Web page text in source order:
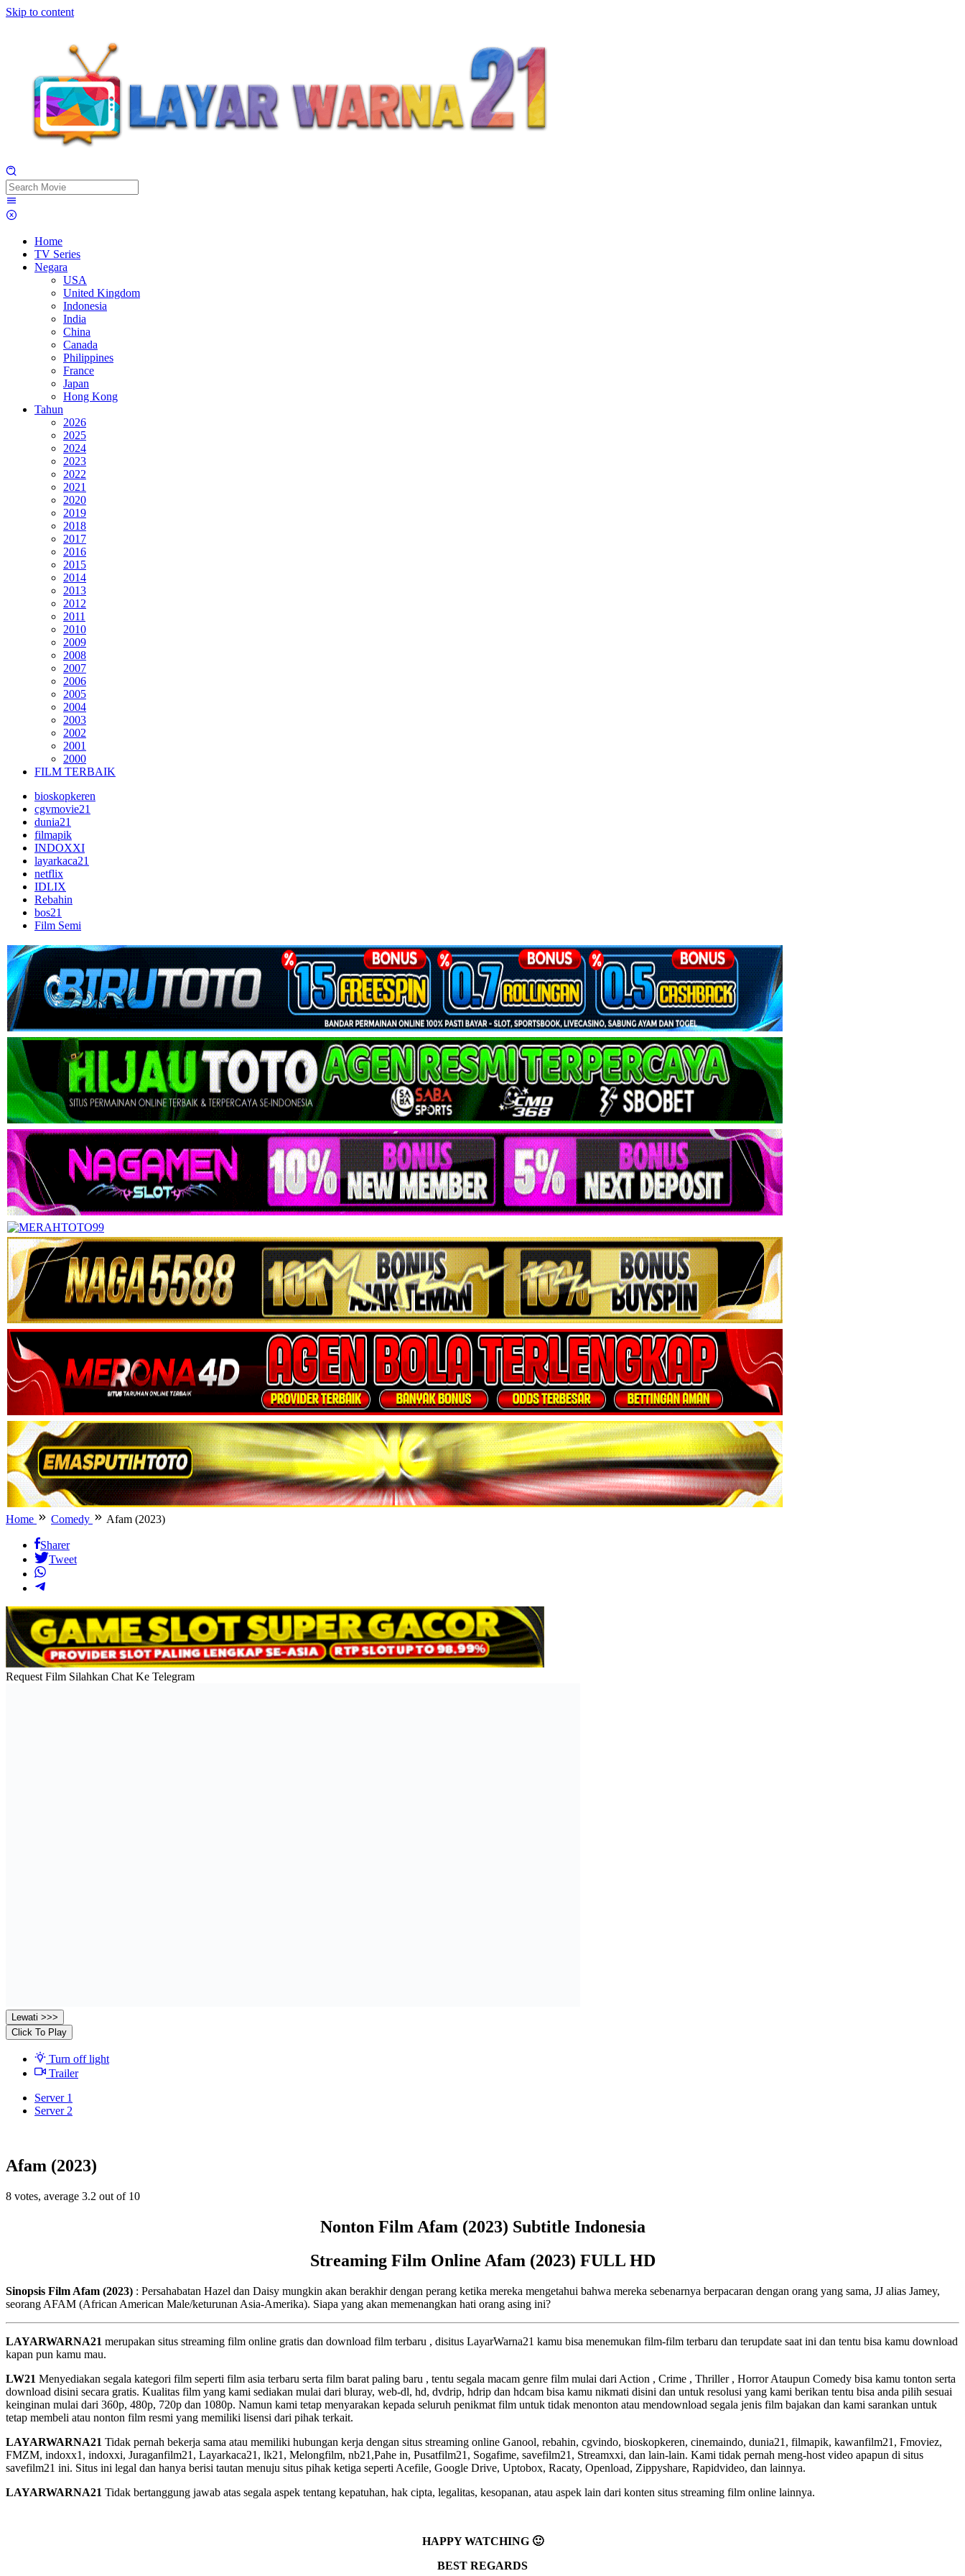
Skip to content
Home
TV Series
Negara
USA
United Kingdom
Indonesia
India
China
Canada
Philippines
France
Japan
Hong Kong
Tahun
2026
2025
2024
2023
2022
2021
2020
2019
2018
2017
2016
2015
2014
2013
2012
2011
2010
2009
2008
2007
2006
2005
2004
2003
2002
2001
2000
FILM TERBAIK
bioskopkeren
cgvmovie21
dunia21
filmapik
INDOXXI
layarkaca21
netflix
IDLIX
Rebahin
bos21
Film Semi
Home Comedy Afam (2023)
Sharer
Tweet
Request Film Silahkan Chat Ke Telegram
Lewati >>>
Click To Play
Turn off light
Trailer
Server 1
Server 2
Afam (2023)
8 votes, average 3.2 out of 10
Nonton Film Afam (2023) Subtitle Indonesia
Streaming Film Online Afam (2023) FULL HD
Sinopsis Film Afam (2023) : Persahabatan Hazel dan Daisy mungkin akan berakhir dengan perang ketika mereka mengetahui bahwa mereka sebenarnya berpacaran dengan orang yang sama, JJ alias Jamey,
seorang AFAM (African American Male/keturunan Asia-Amerika). Siapa yang akan memenangkan hati orang asing ini?
LAYARWARNA21 merupakan situs streaming film online gratis dan download film terbaru , disitus LayarWarna21 kamu bisa menemukan film-film terbaru dan terupdate saat ini dan tentu bisa kamu download
kapan pun kamu mau.
LW21 Menyediakan segala kategori film seperti film asia terbaru serta film barat paling baru , tentu segala macam genre film mulai dari Action , Crime , Thriller , Horror Ataupun Comedy bisa kamu tonton serta
download disini secara gratis. Kualitas film yang kami sediakan mulai dari bluray, web-dl, hd, dvdrip, hdrip dan hdcam bisa kamu nikmati disini dan untuk resolusi yang kami berikan tentu bisa anda pilih sesuai
keinginan mulai dari 360p, 480p, 720p dan 1080p. Namun kami tetap menyarakan kepada seluruh penikmat film untuk tidak menonton atau mendownload segala jenis film bajakan dan kami sarankan untuk
tetap membeli atau nonton film resmi yang memiliki lisensi dari pihak terkait.
LAYARWARNA21 Tidak pernah bekerja sama atau memiliki hubungan kerja dengan situs streaming online Ganool, rebahin, cgvindo, bioskopkeren, cinemaindo, dunia21, filmapik, kawanfilm21, Fmoviez,
FMZM, indoxx1, indoxxi, Juraganfilm21, Layarkaca21, lk21, Melongfilm, nb21,Pahe in, Pusatfilm21, Sogafime, savefilm21, Streamxxi, dan lain-lain. Kami tidak pernah meng-host video apapun di situs
savefilm21 ini. Situs ini legal dan hanya berisi tautan menuju situs pihak ketiga seperti Acefile, Google Drive, Uptobox, Racaty, Openload, Zippyshare, Rapidvideo, dan lainnya.
LAYARWARNA21 Tidak bertanggung jawab atas segala aspek tentang kepatuhan, hak cipta, legalitas, kesopanan, atau aspek lain dari konten situs streaming film online lainnya.
HAPPY WATCHING 🙂
BEST REGARDS